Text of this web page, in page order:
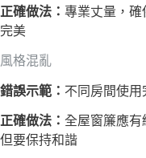
正確做法： 專業丈量，確
完美
風格混亂
錯誤示範： 不同房間使
正確做法： 全屋窗簾應有
但要保持和諧